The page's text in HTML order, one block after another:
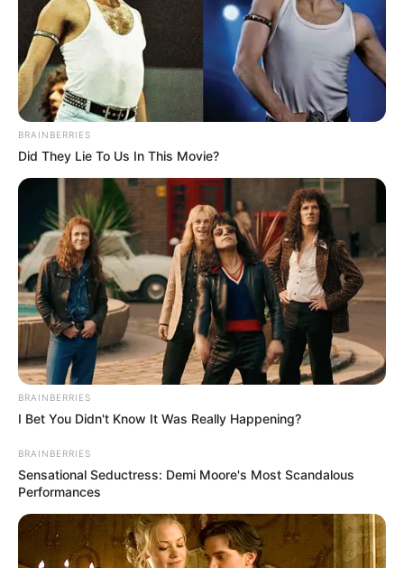
ΣΠΑΜΕ ΤΟ ΜΑΤΡΙΞ – ΤΟ ΒΙΒΛΙΟ
BRAINBERRIES
Did They Lie To Us In This Movie?
BRAINBERRIES
I Bet You Didn't Know It Was Really Happening?
BRAINBERRIES
Sensational Seductress: Demi Moore's Most Scandalous
Performances